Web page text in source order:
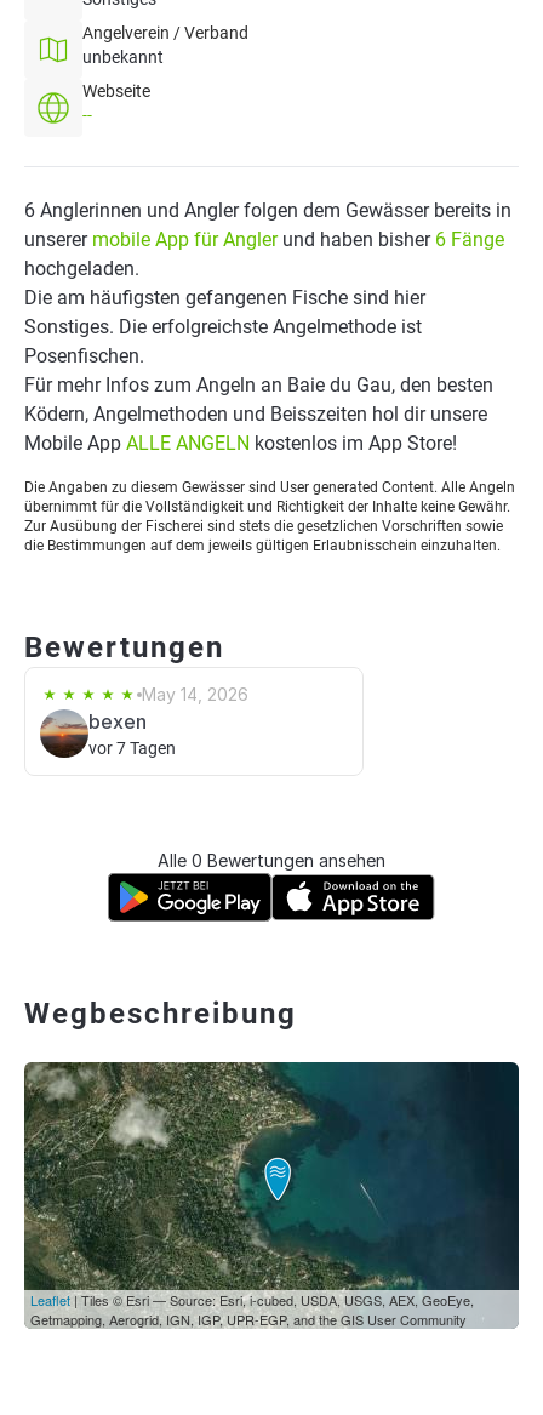
Angelverein / Verband
unbekannt
Webseite
--
6 Anglerinnen und Angler folgen dem Gewässer bereits in
unserer mobile App für Anglerund haben bisher 6 Fänge
hochgeladen.
Die am häufigsten gefangenen Fische sind hier
Sonstiges. Die erfolgreichste Angelmethode ist
Posenfischen.
Für mehr Infos zum Angeln an Baie du Gau, den besten
Ködern, Angelmethoden und Beisszeiten hol dir unsere
Mobile App ALLE ANGELN kostenlos im App Store!
Die Angaben zu diesem Gewässer sind User generated Content. Alle Angeln
übernimmt für die Vollständigkeit und Richtigkeit der Inhalte keine Gewähr.
Zur Ausübung der Fischerei sind stets die gesetzlichen Vorschriften sowie
die Bestimmungen auf dem jeweils gültigen Erlaubnisschein einzuhalten.
Bewertungen
May 14, 2026
bexen
vor 7 Tagen
Alle 0 Bewertungen ansehen
Wegbeschreibung
Leaflet| Tiles © Esri — Source: Esri, i-cubed, USDA, USGS, AEX, GeoEye,
Getmapping, Aerogrid, IGN, IGP, UPR-EGP, and the GIS User Community